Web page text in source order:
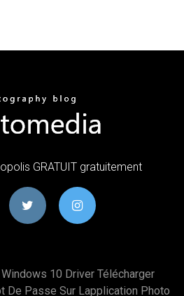
GRATUIT gratuitement
10 Driver Télécharger
De Passe Sur Lapplication Photo